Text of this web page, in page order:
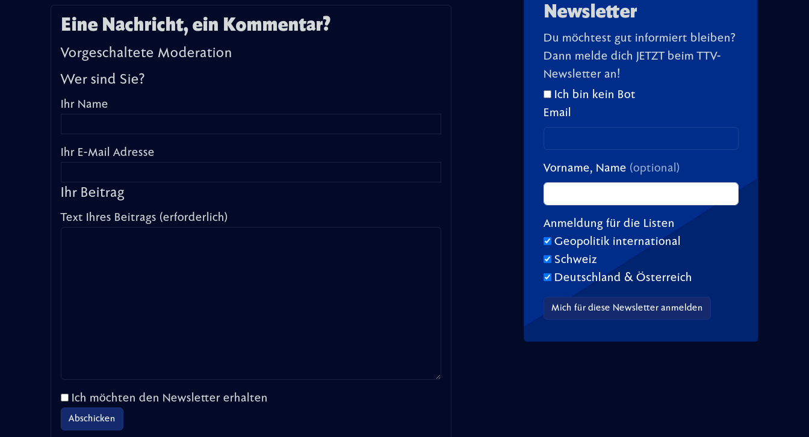
Eine Nachricht, ein Kommentar?
Vorgeschaltete Moderation
Wer sind Sie?
Ihr Name
Ihr E-Mail Adresse
Ihr Beitrag
Text Ihres Beitrags (erforderlich)
Ich möchten den Newsletter erhalten
Newsletter
Du möchtest gut informiert bleiben?
Dann melde dich JETZT beim TTV-
Newsletter an!
Ich bin kein Bot
Email
Vorname, Name (optional)
Anmeldung für die Listen
Geopolitik international
Schweiz
Deutschland & Österreich